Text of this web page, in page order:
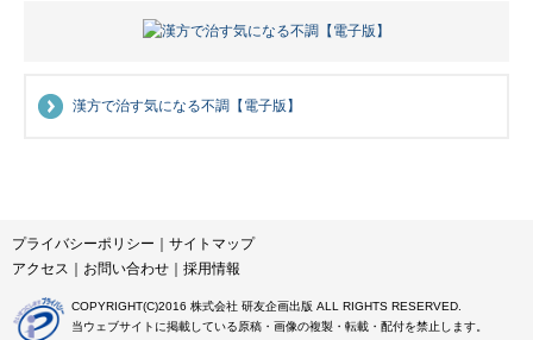
漢方で治す気になる不調【電子版】
プライバシーポリシー
サイトマップ
アクセス
お問い合わせ 採用情報
COPYRIGHT(C)2016 株式会社 研友企画出版 ALL RIGHTS RESERVED.
当ウェブサイトに掲載している原稿・画像の複製・転載・配付を禁止します。